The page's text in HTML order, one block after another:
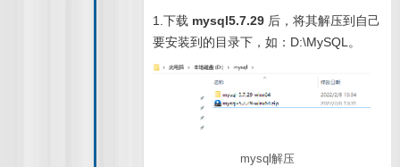
1.下载 mysql5.7.29 后，将其解压到自己
要安装到的目录下，如：D:\MySQL。
mysql解压